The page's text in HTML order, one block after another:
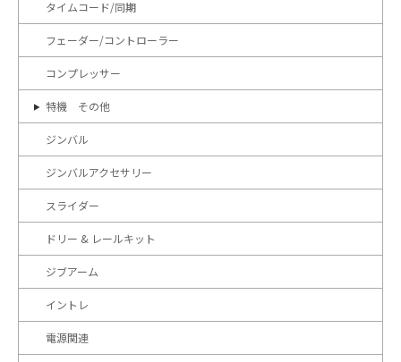
タイムコード/同期
フェーダー/コントローラー
コンプレッサー
特機 その他
ジンバル
ジンバルアクセサリー
スライダー
ドリー & レールキット
ジブアーム
イントレ
電源関連